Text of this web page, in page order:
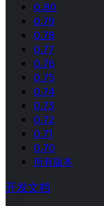
0.80
0.79
0.78
0.77
0.76
0.75
0.74
0.73
0.72
0.71
0.70
所有版本
开发文档